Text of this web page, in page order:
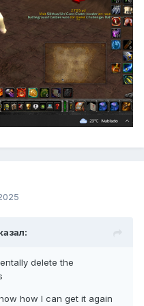
delete the
how I can get it again